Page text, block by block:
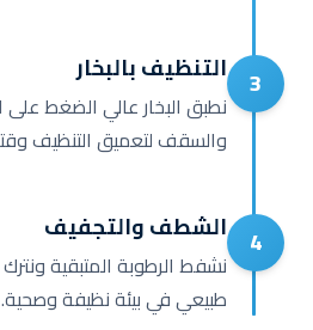
3 التنظيف بالبخار
نطبق البخار عالي الضغط
والسقف لتعميق التنظيف
4 الشطف والتجفيف
نشفط الرطوبة المتبقية
طبيعي في بيئة نظيفة وصحية.